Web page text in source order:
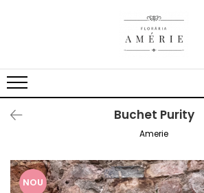
Buchet Purity
Amerie
NOU